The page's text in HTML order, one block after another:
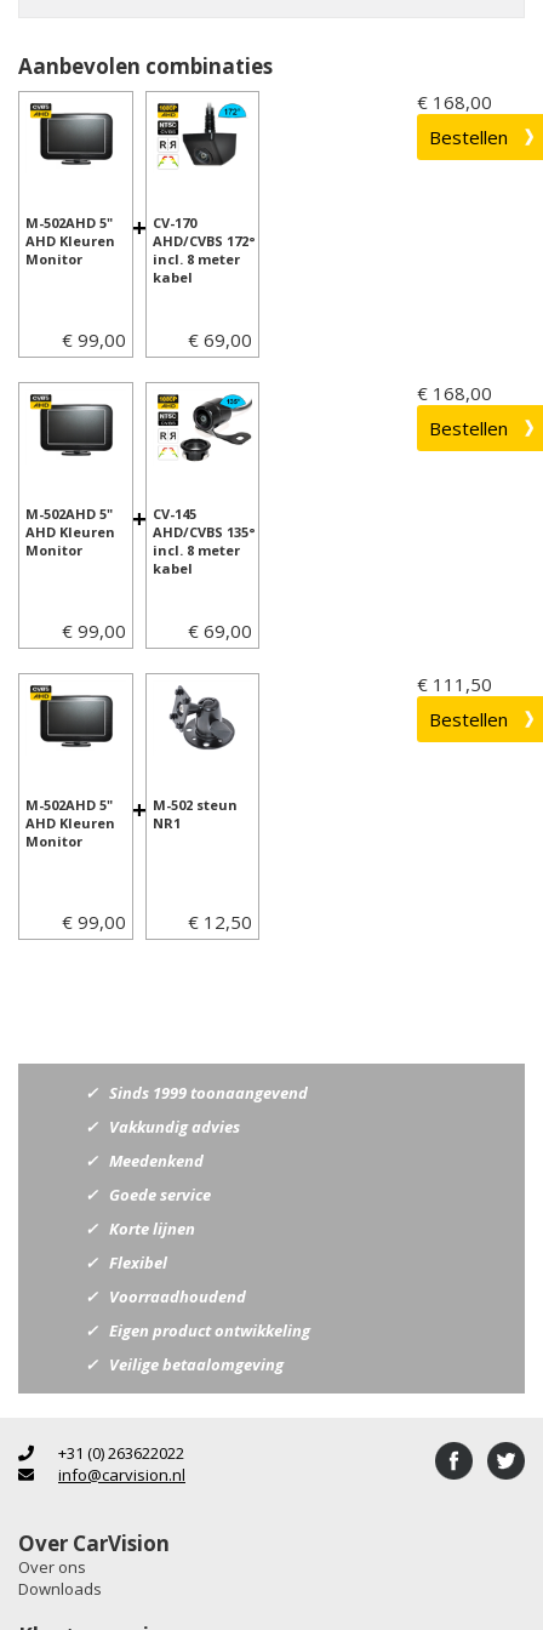
Aanbevolen combinaties
+
M-502AHD 5"
AHD Kleuren
Monitor
€ 99,00
CV-170
AHD/CVBS 172°
incl. 8 meter
kabel
€ 69,00
€ 168,00
+
M-502AHD 5"
AHD Kleuren
Monitor
€ 99,00
CV-145
AHD/CVBS 135°
incl. 8 meter
kabel
€ 69,00
€ 168,00
+
M-502AHD 5"
AHD Kleuren
Monitor
€ 99,00
M-502 steun
NR1
€ 12,50
€ 111,50
Sinds 1999 toonaangevend
Vakkundig advies
Meedenkend
Goede service
Korte lijnen
Flexibel
Voorraadhoudend
Eigen product ontwikkeling
Veilige betaalomgeving
+31 (0) 263622022
info@carvision.nl
Over CarVision
Over ons
Downloads